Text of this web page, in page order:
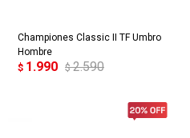
Championes Classic II TF Umbro
Hombre
$ 1.990 $ 2.590